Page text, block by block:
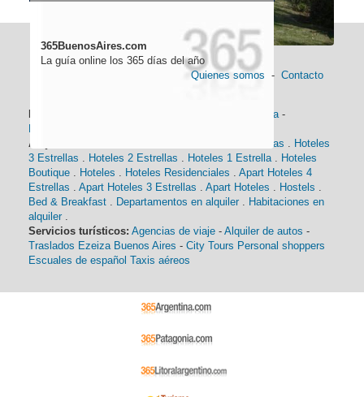
365BuenosAires.com
La guía online los 365 días del año
Quienes somos - Contacto
Historia -
Alojamiento:
Hoteles 4 Estrellas
Hoteles
3 Estrellas
Hoteles 2 Estrellas Hoteles 1 Estrella
Hoteles
Boutique
Hoteles Hoteles Residenciales
Apart Hoteles 4
Estrellas
Apart Hoteles 3 Estrellas Apart Hoteles Hostels
Bed & Breakfast
Departamentos en alquiler
Habitaciones en
alquiler
Servicios turísticos: Agencias de viaje - Alquiler de autos -
Traslados Ezeiza Buenos Aires - City Tours Personal shoppers
Escuales de español Taxis aéreos